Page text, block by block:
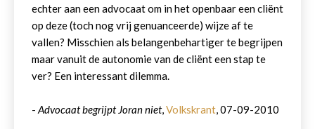
echter aan een advocaat om in het openbaar een cliënt
op deze (toch nog vrij genuanceerde) wijze af te
vallen? Misschien als belangenbehartiger te begrijpen
maar vanuit de autonomie van de cliënt een stap te
ver? Een interessant dilemma.
- Advocaat begrijpt Joran niet,Volkskrant, 07-09-2010